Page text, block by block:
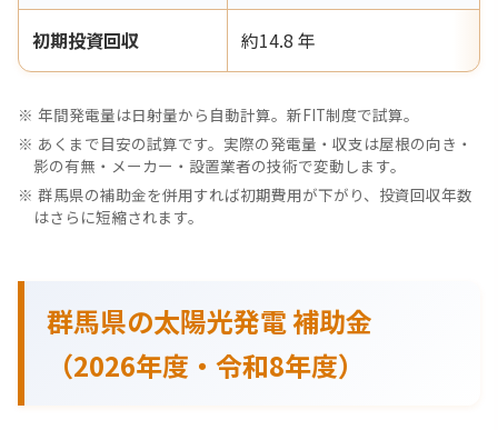
初期投資回収 約14.8 年
年間発電量は日射量から自動計算。新FIT制度で試算。
あくまで目安の試算です。実際の発電量・収支は屋根の向き・
影の有無・メーカー・設置業者の技術で変動します。
群馬県の補助金を併用すれば初期費用が下がり、投資回収年数
はさらに短縮されます。
群馬県の太陽光発電 補助金
（2026年度・令和8年度）